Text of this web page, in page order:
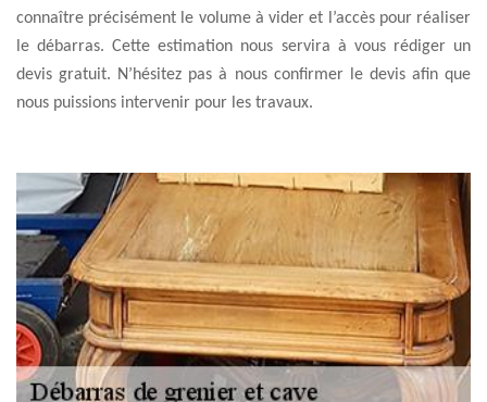
connaître précisément le volume à vider et l’accès pour réaliser
le débarras. Cette estimation nous servira à vous rédiger un
devis gratuit. N’hésitez pas à nous confirmer le devis afin que
nous puissions intervenir pour les travaux.